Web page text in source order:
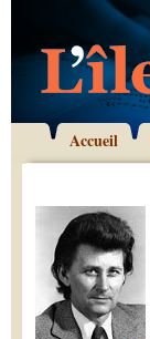
Accueil